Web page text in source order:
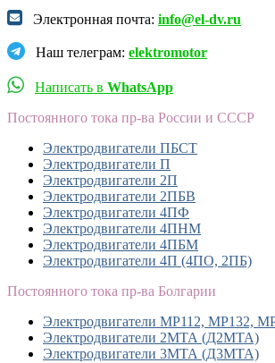
Электронная почта: info@el-dv.ru
Наш телеграм: elektromotor
Написать в WhatsApp
Постоянного тока пр-ва России и СССР
Электродвигатели ПБСТ
Электродвигатели П
Электродвигатели 2П
Электродвигатели 2ПБВ
Электродвигатели 4ПФ
Электродвигатели 4ПНМ
Электродвигатели 4ПБМ
Электродвигатели 4П (4ПО, 2ПБ)
Постоянного тока пр-ва Болгарии
Электродвигатели MP112, МР132,
Электродвигатели 2МТА (Д2МТА)
Электродвигатели 3МТА (Д3МТА)